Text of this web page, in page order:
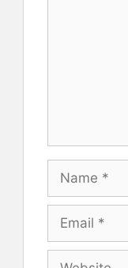
Name
Email
Website